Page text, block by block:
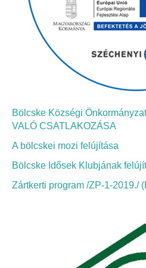
Bölcskei Néptánc
Bölcskei Polgárőrség
Bölcskei Klímakör
HIVATAL
Szervezeti felépítés
Dokumentumok
Bölcske Községi
VALÓ CSATLAKOZÁSA
A bölcskei mozi felújítása
Bölcske Idősek Klubjának
Zártkerti program /ZP-1-2019./